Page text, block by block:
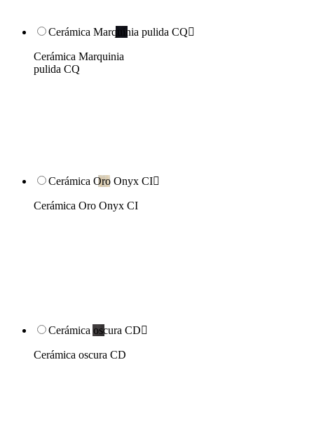
Cerámica Marquinia pulida CQ
Cerámica Marquinia
pulida CQ
Cerámica Oro Onyx CI
Cerámica Oro Onyx CI
Cerámica oscura CD
Cerámica oscura CD